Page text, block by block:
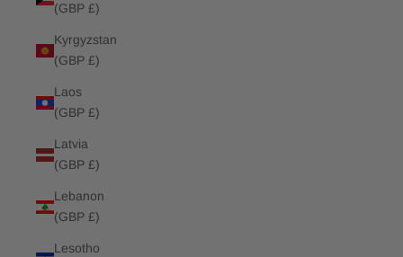
(GBP £)
Kyrgyzstan
(GBP £)
Laos
(GBP £)
Latvia
(GBP £)
Lebanon
(GBP £)
Lesotho